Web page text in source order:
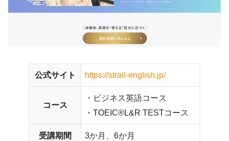
公式サイト https://strail-english.jp/
コース
・ビジネス英語コース
・TOEIC®L&R TESTコース
受講期間 3か月、6か月